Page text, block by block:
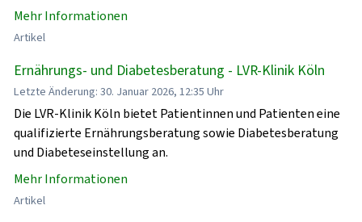
Mehr Informationen
Artikel
Ernährungs- und Diabetesberatung - LVR-Klinik Köln
Letzte Änderung: 30. Januar 2026, 12:35 Uhr
Die LVR-Klinik Köln bietet Patientinnen und Patienten eine
qualifizierte Ernährungsberatung sowie Diabetesberatung
und Diabeteseinstellung an.
Mehr Informationen
Artikel